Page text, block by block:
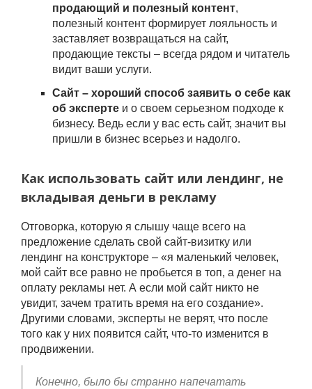
продающий и полезный контент,
полезный контент формирует лояльность и
заставляет возвращаться на сайт,
продающие тексты – всегда рядом и читатель
видит ваши услуги.
Сайт – хороший способ заявить о себе как
об экспертеи о своем серьезном подходе к
бизнесу. Ведь если у вас есть сайт, значит вы
пришли в бизнес всерьез и надолго.
Как использовать сайт или лендинг, не
вкладывая деньги в рекламу
Отговорка, которую я слышу чаще всего на
предложение сделать свой сайт-визитку или
лендинг на конструкторе – «я маленький человек,
мой сайт все равно не пробьется в топ, а денег на
оплату рекламы нет. А если мой сайт никто не
увидит, зачем тратить время на его создание».
Другими словами, эксперты не верят, что после
того как у них появится сайт, что-то изменится в
продвижении.
Конечно, было бы странно напечатать